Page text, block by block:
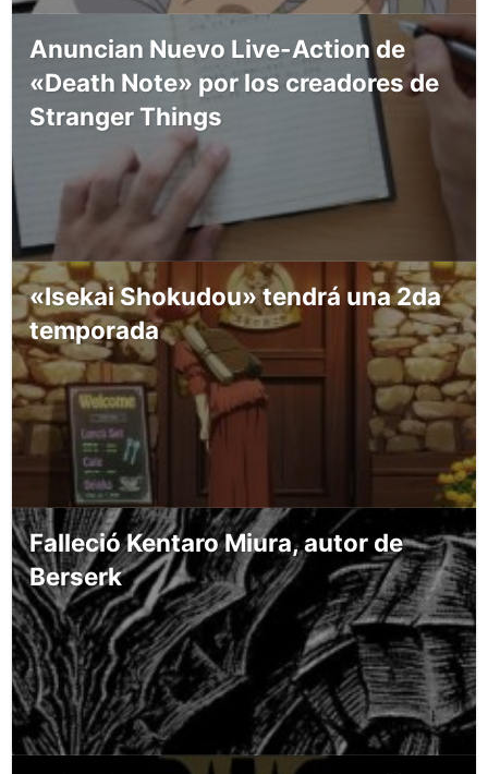
Anuncian Nuevo Live-Action de
«Death Note» por los creadores de
Stranger Things
«Isekai Shokudou» tendrá una 2da
temporada
Falleció Kentaro Miura, autor de
Berserk